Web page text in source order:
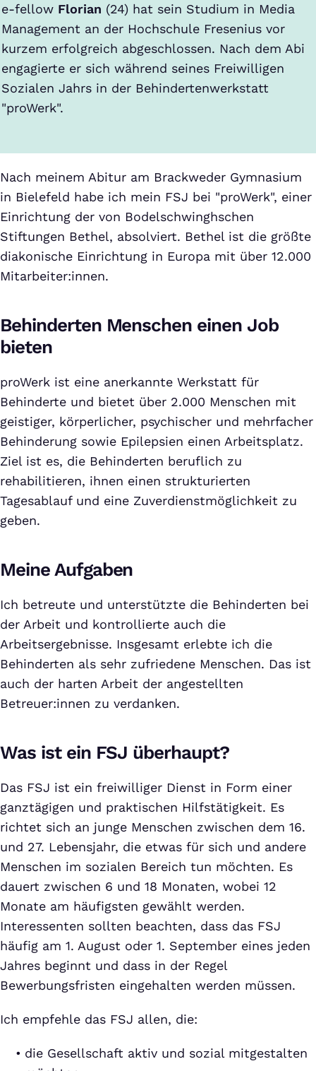
e-fellow Florian (24) hat sein Studium in Media
Management an der Hochschule Fresenius vor
kurzem erfolgreich abgeschlossen. Nach dem Abi
engagierte er sich während seines Freiwilligen
Sozialen Jahrs in der Behindertenwerkstatt
"proWerk".
Nach meinem Abitur am Brackweder Gymnasium
in Bielefeld habe ich mein FSJ bei "proWerk", einer
Einrichtung der von Bodelschwinghschen
Stiftungen Bethel, absolviert. Bethel ist die größte
diakonische Einrichtung in Europa mit über 12.000
Mitarbeiter:innen.
Behinderten Menschen einen Job
bieten
proWerk ist eine anerkannte Werkstatt für
Behinderte und bietet über 2.000 Menschen mit
geistiger, körperlicher, psychischer und mehrfacher
Behinderung sowie Epilepsien einen Arbeitsplatz.
Ziel ist es, die Behinderten beruflich zu
rehabilitieren, ihnen einen strukturierten
Tagesablauf und eine Zuverdienstmöglichkeit zu
geben.
Meine Aufgaben
Ich betreute und unterstützte die Behinderten bei
der Arbeit und kontrollierte auch die
Arbeitsergebnisse. Insgesamt erlebte ich die
Behinderten als sehr zufriedene Menschen. Das ist
auch der harten Arbeit der angestellten
Betreuer:innen zu verdanken.
Was ist ein FSJ überhaupt?
Das FSJ ist ein freiwilliger Dienst in Form einer
ganztägigen und praktischen Hilfstätigkeit. Es
richtet sich an junge Menschen zwischen dem 16.
und 27. Lebensjahr, die etwas für sich und andere
Menschen im sozialen Bereich tun möchten. Es
dauert zwischen 6 und 18 Monaten, wobei 12
Monate am häufigsten gewählt werden.
Interessenten sollten beachten, dass das FSJ
häufig am 1. August oder 1. September eines jeden
Jahres beginnt und dass in der Regel
Bewerbungsfristen eingehalten werden müssen.
Ich empfehle das FSJ allen, die:
die Gesellschaft aktiv und sozial mitgestalten